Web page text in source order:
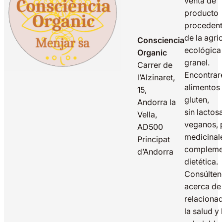
Consciencia
Organic
Carrer de
l’Alzinaret,
15,
Andorra la
Vella,
AD500
Principat
d’Andorra
producto
de la
granel.
alimentos
gluten,
sin
veganos,
dietética.
acerca
la salud y